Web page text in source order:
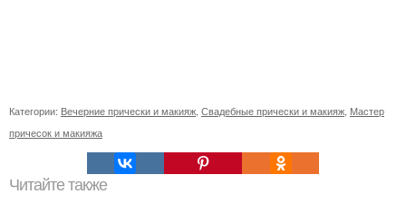
Категории: Вечерние прически и макияж Свадебные прически и макияж Мастер
причесок и макияжа
Читайте также